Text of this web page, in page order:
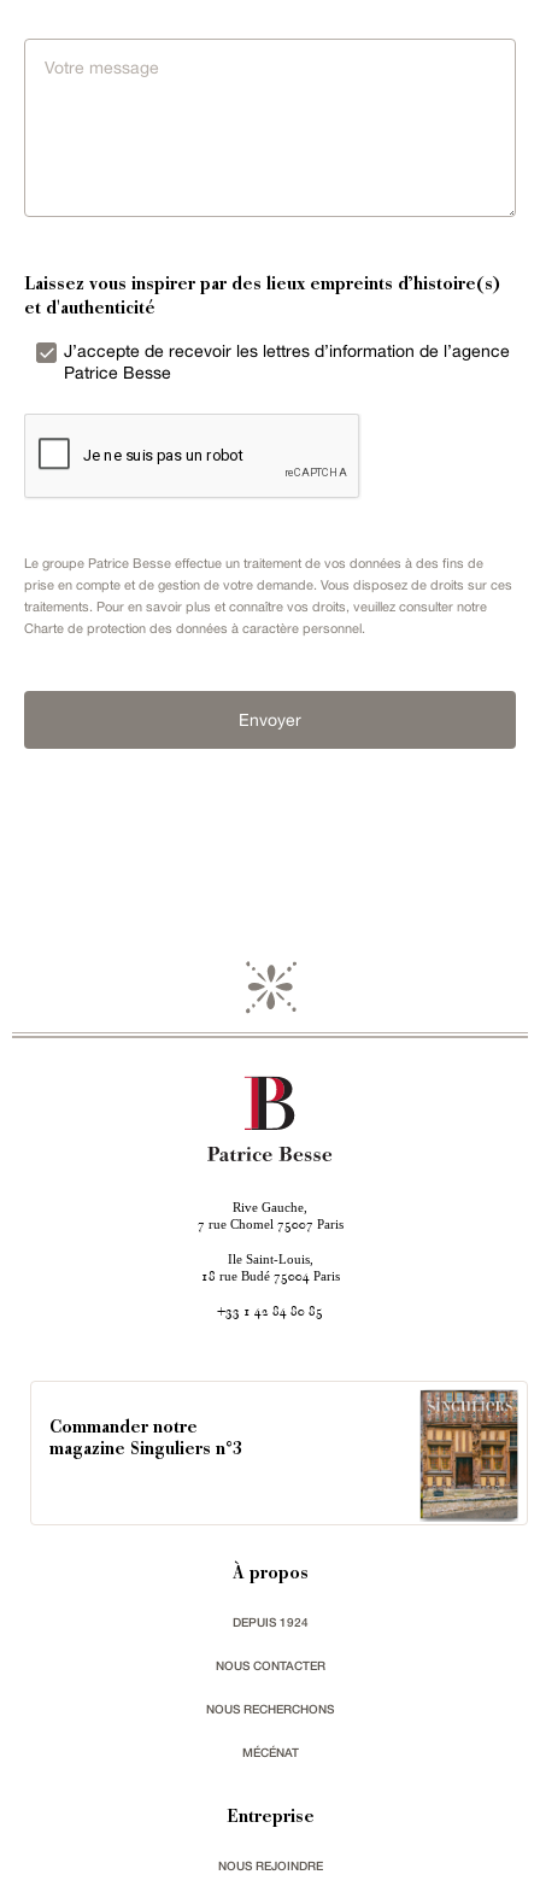
Laissez vous inspirer par des lieux empreints d’histoire(s)
et d'authenticité
J’accepte de recevoir les lettres d’information de l’agence
Patrice Besse
Le groupe Patrice Besse effectue un traitement de vos données à des fins de
prise en compte et de gestion de votre demande. Vous disposez de droits sur ces
traitements. Pour en savoir plus et connaître vos droits, veuillez consulter notre
Charte de protection des données à caractère personnel .
Envoyer
Rive Gauche,
7 rue Chomel 75007 Paris
Ile Saint-Louis,
18 rue Budé 75004 Paris
+33 1 42 84 80 85
Commander notre
magazine Singuliers n°3
À propos
DEPUIS 1924
NOUS CONTACTER
NOUS RECHERCHONS
MÉCÉNAT
Entreprise
NOUS REJOINDRE